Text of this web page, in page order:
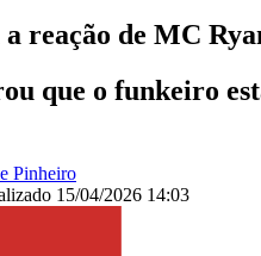
reação de MC
que o funkeiro
Pinheiro
15/04/2026 14:03